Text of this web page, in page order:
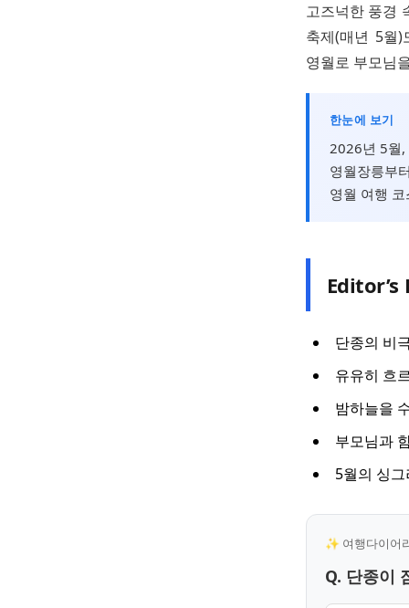
고즈넉한 풍경
축제(매년 5월
영월로 부모님
한눈에 보기
2026년 5월,
영월장릉부
영월 여행
Editor’s
단종의 비
유유히 흐
밤하늘을
부모님과
5월의 싱
✨ 여행다이어
Q. 단종이